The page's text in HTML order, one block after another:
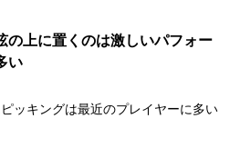
の上に置くのは激しいパフォー
い
ッキングは最近のプレイヤーに多い